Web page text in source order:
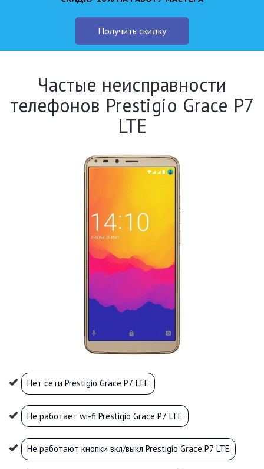
Получить скидку
Частые неисправности
телефонов Prestigio Grace P7
LTE
Нет сети Prestigio Grace P7 LTE
Не работает wi-fi Prestigio Grace P7 LTE
Не работают кнопки вкл/выкл Prestigio Grace P7 LTE